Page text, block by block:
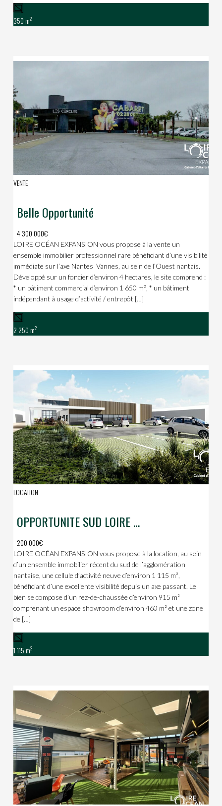
350 m2
VENTE
Belle Opportunité
4 300 000€
LOIRE OCÉAN EXPANSION vous propose à la vente un
ensemble immobilier professionnel rare bénéficiant d’une visibilité
immédiate sur l’axe Nantes  Vannes, au sein de l’Ouest nantais.
Développé sur un foncier d’environ 4 hectares, le site comprend :
* un bâtiment commercial d’environ 1 650 m², * un bâtiment
indépendant à usage d’activité / entrepôt […]
2 250 m2
LOCATION
OPPORTUNITE SUD LOIRE / POLE SUD
200 000€
LOIRE OCÉAN EXPANSION vous propose à la location, au sein
d’un ensemble immobilier récent du sud de l’agglomération
nantaise, une cellule d’activité neuve d’environ 1 115 m²,
bénéficiant d’une excellente visibilité depuis un axe passant. Le
bien se compose d’un rez-de-chaussée d’environ 915 m²
comprenant un espace showroom d’environ 460 m² et une zone
de […]
1 115 m2